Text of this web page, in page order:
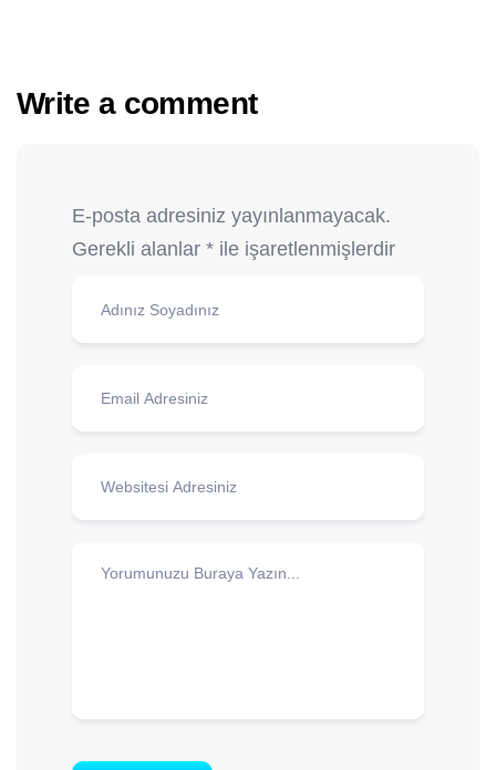
Write a comment
E-posta adresiniz yayınlanmayacak.
Gerekli alanlar * ile işaretlenmişlerdir